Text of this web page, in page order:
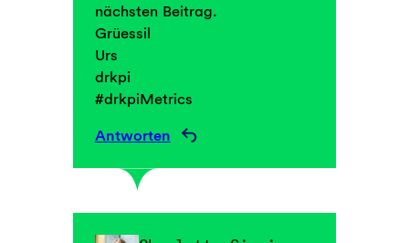
nächsten Beitrag.
Grüessil
Urs
drkpi
#drkpiMetrics
Antworten